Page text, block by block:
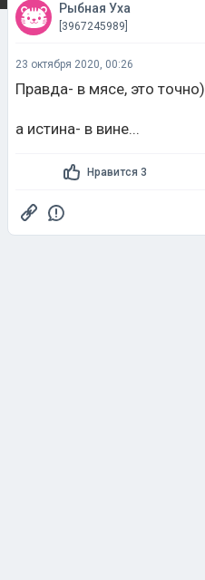
Рыбная Уха
[3967245989]
23 октября 2020, 00:26
Правда- в мясе, это точно)
а истина- в вине...
Нравится 3